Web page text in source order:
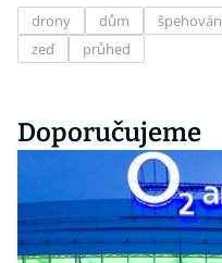
drony dům
zeď
průhed
Doporučujeme